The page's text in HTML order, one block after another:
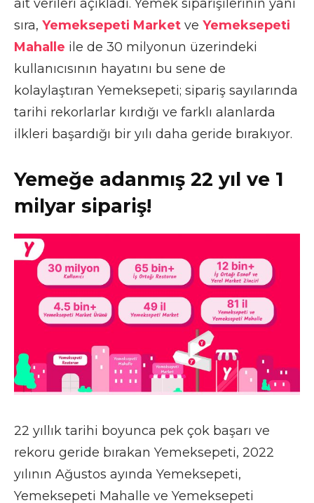
ait verileri açıkladı. Yemek siparişilerinin yanı
sıra, Yemeksepeti Market ve Yemeksepeti
Mahalle ile de 30 milyonun üzerindeki
kullanıcısının hayatını bu sene de
kolaylaştıran Yemeksepeti; sipariş sayılarında
tarihi rekorlarlar kırdığı ve farklı alanlarda
ilkleri başardığı bir yılı daha geride bırakıyor.
Yemeğe adanmış 22 yıl ve 1
milyar sipariş!
22 yıllık tarihi boyunca pek çok başarı ve
rekoru geride bırakan Yemeksepeti, 2022
yılının Ağustos ayında Yemeksepeti,
Yemeksepeti Mahalle ve Yemeksepeti